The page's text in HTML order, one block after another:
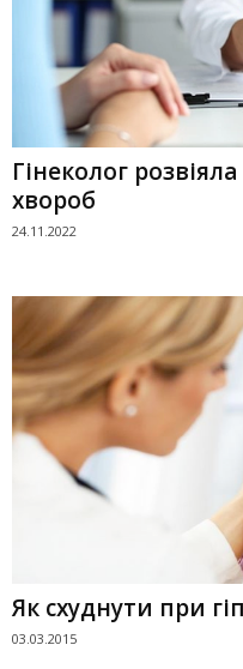
Гінеколог
хвороб
24.11.2022
Як схуднути при
03.03.2015